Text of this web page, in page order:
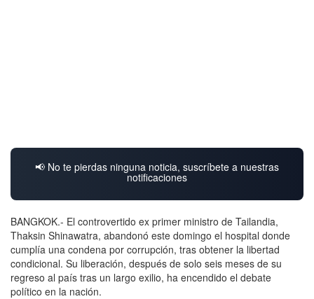
📢 No te pierdas ninguna noticia, suscríbete a nuestras
notificaciones
BANGKOK.- El controvertido ex primer ministro de Tailandia,
Thaksin Shinawatra, abandonó este domingo el hospital donde
cumplía una condena por corrupción, tras obtener la libertad
condicional. Su liberación, después de solo seis meses de su
regreso al país tras un largo exilio, ha encendido el debate
político en la nación.